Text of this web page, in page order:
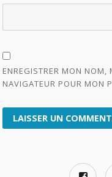
ENREGISTRER MON NOM,
NAVIGATEUR POUR MON